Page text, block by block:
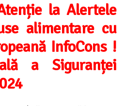
la Alertele
alimentare cu
InfoCons !
a Siguranței